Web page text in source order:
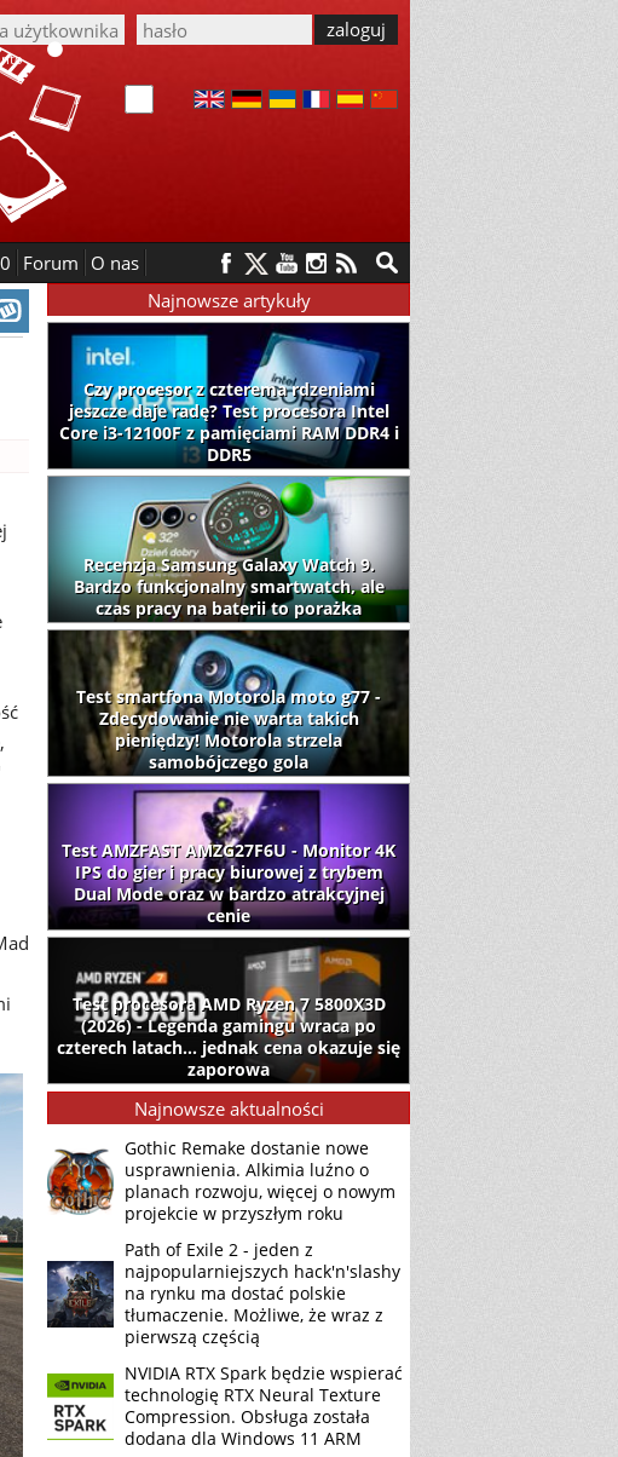
Forum O nas
Najnowsze artykuły
Czy procesor z czterema rdzeniami
jeszcze daje radę? Test procesora Intel
Core i3-12100F z pamięciami RAM DDR4 i
DDR5
Recenzja Samsung Galaxy Watch 9.
Bardzo funkcjonalny smartwatch, ale
czas pracy na baterii to porażka
Test smartfona Motorola moto g77 -
Zdecydowanie nie warta takich
pieniędzy! Motorola strzela
samobójczego gola
Test AMZFAST AMZG27F6U - Monitor 4K
IPS do gier i pracy biurowej z trybem
Dual Mode oraz w bardzo atrakcyjnej
cenie
Test procesora AMD Ryzen 7 5800X3D
(2026) - Legenda gamingu wraca po
czterech latach... jednak cena okazuje się
zaporowa
Najnowsze aktualności
Gothic Remake dostanie nowe
usprawnienia. Alkimia luźno o
planach rozwoju, więcej o nowym
projekcie w przyszłym roku
Path of Exile 2 - jeden z
najpopularniejszych hack'n'slashy
na rynku ma dostać polskie
tłumaczenie. Możliwe, że wraz z
pierwszą częścią
NVIDIA RTX Spark będzie wspierać
technologię RTX Neural Texture
Compression. Obsługa została
dodana dla Windows 11 ARM